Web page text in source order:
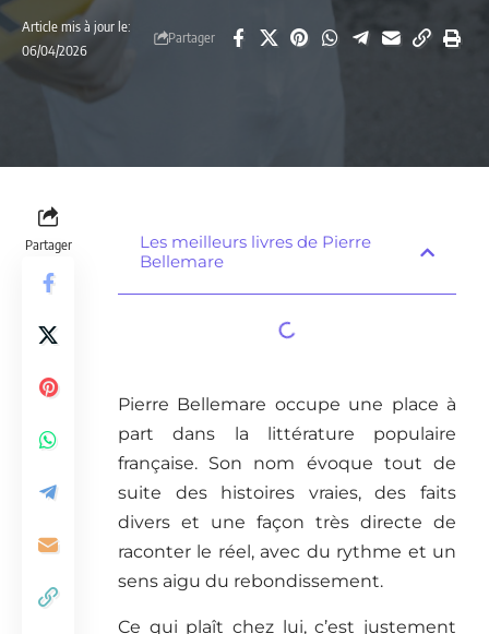
Article mis à jour le:
06/04/2026
Partager
Partager
Les meilleurs livres de Pierre
Bellemare
Pierre Bellemare occupe une place à
part dans la littérature populaire
française. Son nom évoque tout de
suite des histoires vraies, des faits
divers et une façon très directe de
raconter le réel, avec du rythme et un
sens aigu du rebondissement.
Ce qui plaît chez lui, c’est justement